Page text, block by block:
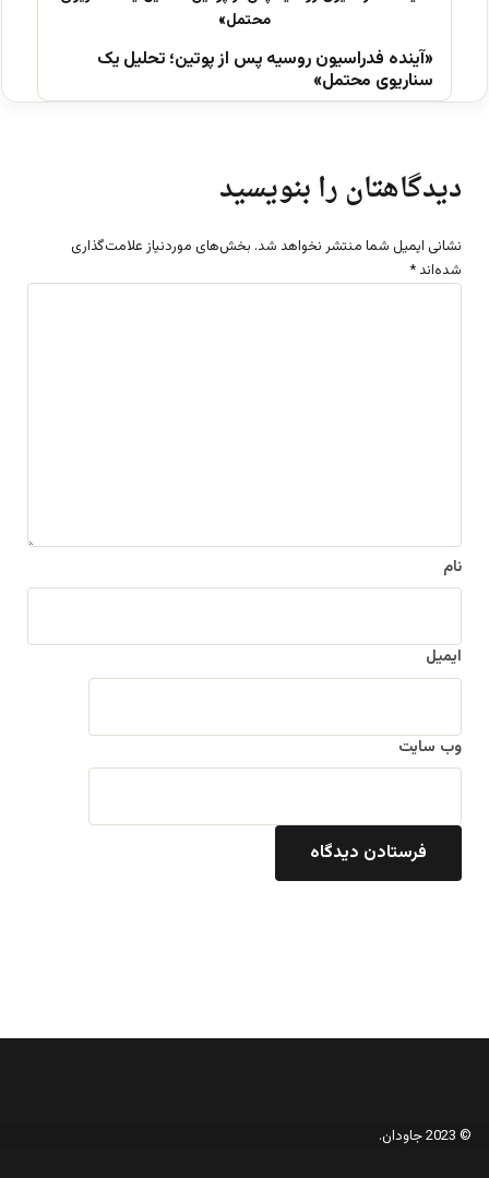
«آینده فدراسیون روسیه پس از پوتین؛ تحلیل یک
سناریوی محتمل»
دیدگاهتان را بنویسید
نشانی ایمیل شما منتشر نخواهد شد. بخش‌های موردنیاز علامت‌گذاری
شده‌اند *
نام
ایمیل
وب‌ سایت
© 2023 جاودان.